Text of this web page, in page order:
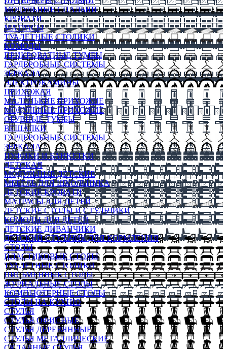
МОДУЛЬНЫЕ СПАЛЬНИ
КРОВАТИ
МАТРАСЫ
ТУАЛЕТНЫЕ СТОЛИКИ
КОМОДЫ
ПРИКРОВАТНЫЕ ТУМБЫ
ГАРДЕРОБНЫЕ СИСТЕМЫ
ЗЕРКАЛА
ЭЛЕКТРОКАМИНЫ
ПРИХОЖАЯ
МАЛЕНЬКИЕ ПРИХОЖИЕ
МОДУЛЬНЫЕ ПРИХОЖИЕ
ОБУВНЫЕ ТУМБЫ
ВЕШАЛКИ
ГАРДЕРОБНЫЕ СИСТЕМЫ
ЗЕРКАЛА
ПУФИКИ И БАНКЕТКИ
ДЕТСКАЯ
МОДУЛЬНЫЕ ДЕТСКИЕ
МЕБЕЛЬ ДЛЯ ШКОЛЬНИКА
ДЕТСКИЕ КРОВАТИ
МАТРАСЫ ДЛЯ ДЕТЕЙ
ДЕТСКИЕ СТОЛЫ И СТУЛЬЧИКИ
КОМОДЫ ДЛЯ ДЕТЕЙ
ДЕТСКИЕ ДИВАНЧИКИ
ДЕТСКИЙ СТУЛЬЧИК ДЛЯ КОРМЛЕНИЯ
СТОЛЫ
ПЛАСТИКОВЫЕ СТОЛЫ
ТУАЛЕТНЫЕ СТОЛИКИ
ПИСЬМЕННЫЕ СТОЛЫ
ЖУРНАЛЬНЫЕ СТОЛЫ
КОМПЬЮТЕРНЫЕ СТОЛЫ
СТОЛЫ НА КУХНЮ
СТУЛЬЯ
СТУЛЬЯ ОФИСНЫЕ
СТУЛЬЯ ДЕРЕВЯННЫЕ
СТУЛЬЯ МЕТАЛЛИЧЕСКИЕ